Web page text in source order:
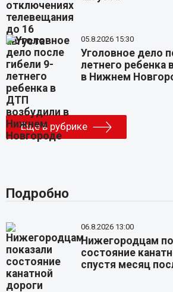
05.8.2026 15:30
Уголовное дело
летнего ребенка
в Нижнем
Еще в рубрике
Подробно
06.8.2026 13:00
Нижегородцам
состояние
спустя месяц